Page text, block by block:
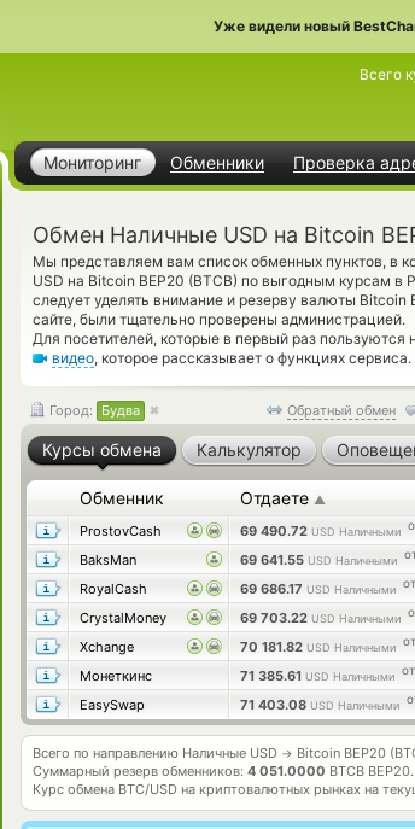
Уже видели новый
Мониторинг Обменники Проверка
Всего
Обмен Наличные USD на Bitcoin
Мы представляем вам список обменных пунктов, в
USD на Bitcoin BEP20 (BTCB) по выгодным курсам
следует уделять внимание и резерву валюты
сайте, были тщательно проверены администрацией.
Для посетителей, которые в первый раз
видео, которое рассказывает о функциях сервиса.
Обратный обмен
Город: Будва
Курсы обмена Калькулятор
Обменник Отдаете ▲
ProstovCash 69 490.72 USD Наличными
BaksMan
69 641.55 USD Наличными
RoyalCash
69 686.17 USD Наличными
CrystalMoney
69 703.22 USD Наличными
Xchange
70 181.82 USD Наличными
Монеткинс
71 385.61 USD Наличными
EasySwap
71 403.08 USD Наличными
Всего по направлению Наличные USD → Bitcoin BEP20
Суммарный резерв обменников: 4 051.0000 BTCB BEP20.
Курс обмена BTC/USD на криптовалютных рынках на